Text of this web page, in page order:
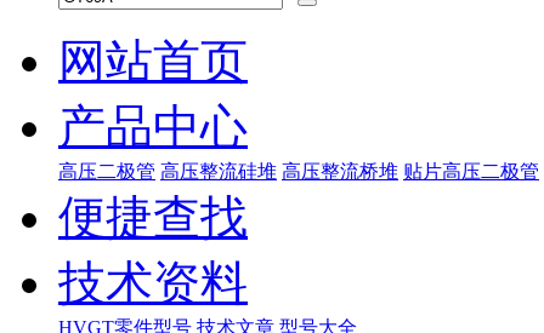
网站首页
产品中心
高压二极管 高压整流硅堆 高压整流桥堆 贴片高压二极管
便捷查找
技术资料
HVGT零件型号 技术文章 型号大全